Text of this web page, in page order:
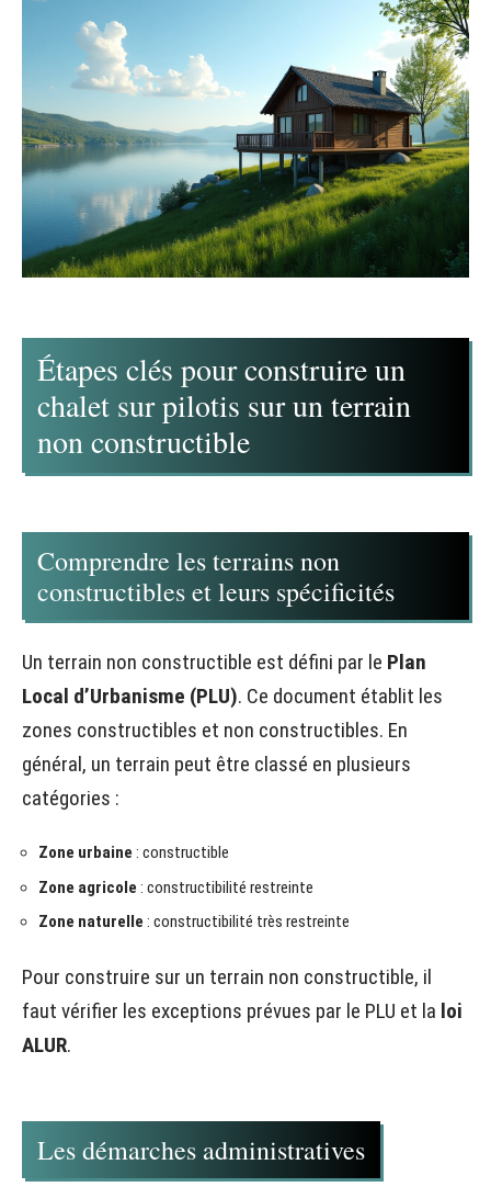
Étapes clés pour construire un
chalet sur pilotis sur un terrain
non constructible
Comprendre les terrains non
constructibles et leurs spécificités
Un terrain non constructible est défini par le Plan
Local d’Urbanisme (PLU). Ce document établit les
zones constructibles et non constructibles. En
général, un terrain peut être classé en plusieurs
catégories :
Zone urbaine : constructible
Zone agricole : constructibilité restreinte
Zone naturelle : constructibilité très restreinte
Pour construire sur un terrain non constructible, il
faut vérifier les exceptions prévues par le PLU et la loi
ALUR.
Les démarches administratives